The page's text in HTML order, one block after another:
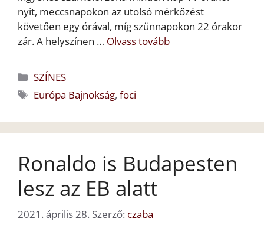
nyit, meccsnapokon az utolsó mérkőzést
követően egy órával, míg szünnapokon 22 órakor
zár. A helyszínen … Olvass tovább
Kategória
SZÍNES
Címkék
Európa Bajnokság,foci
Ronaldo is Budapesten
lesz az EB alatt
2021. április 28. Szerző: czaba